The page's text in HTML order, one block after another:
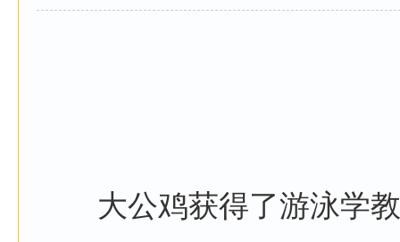
大公鸡获得了游泳学教